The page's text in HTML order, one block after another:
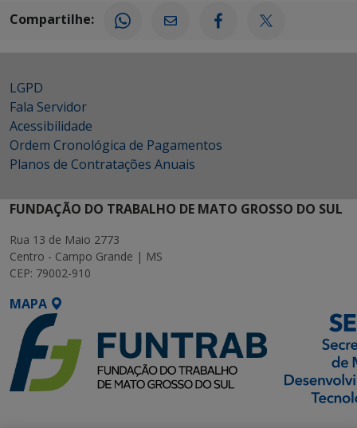
Compartilhe:
LGPD
Fala Servidor
Acessibilidade
Ordem Cronológica de Pagamentos
Planos de Contratações Anuais
FUNDAÇÃO DO TRABALHO DE MATO GROSSO DO SUL
Rua 13 de Maio 2773
Centro - Campo Grande | MS
CEP: 79002-910
MAPA